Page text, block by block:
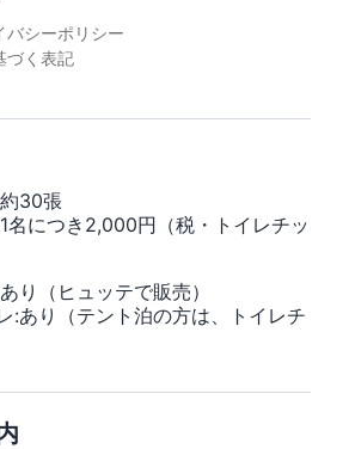
バシーポリシー
づく表記
約30張
1名につき2,000円（税・トイレチッ
あり（ヒュッテで販売）
:あり（テント泊の方は、トイレチ